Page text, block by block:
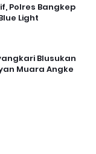
Polres Bangkep
Light
Blusukan
Muara Angke